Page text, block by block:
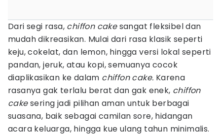
Dari segi rasa, chiffon cakesangat fleksibel dan
mudah dikreasikan. Mulai dari rasa klasik seperti
keju, cokelat, dan lemon, hingga versi lokal seperti
pandan, jeruk, atau kopi, semuanya cocok
diaplikasikan ke dalam chiffon cake. Karena
rasanya gak terlalu berat dan gak enek, chiffon
cakesering jadi pilihan aman untuk berbagai
suasana, baik sebagai camilan sore, hidangan
acara keluarga, hingga kue ulang tahun minimalis.